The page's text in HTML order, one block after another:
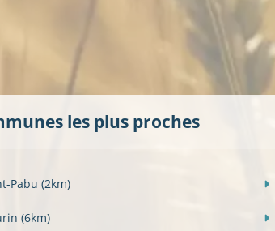
les plus proches
Pabu (2km)
(6km)